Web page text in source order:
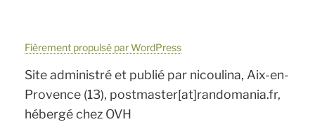
Fièrement propulsé par WordPress
Site administré et publié par nicoulina, Aix-en-
Provence (13), postmaster[at]randomania.fr,
hébergé chez OVH